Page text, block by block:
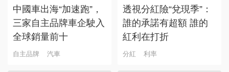
中國車出海“加速跑”，
三家自主品牌車企駛入
全球銷量前十
自主品牌 汽車
透視分紅險“兌現季”：
誰的承諾有超額 誰的
紅利在打折
分紅 利率